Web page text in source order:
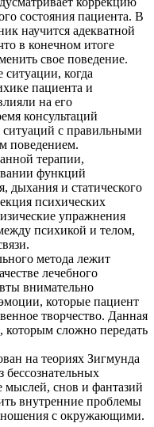
состояния пациента. В
научится адекватной
в конечном итоге
свое поведение.
ситуации, когда
пациента и
на его
консультаций
ситуаций с правильными
поведением.
терапии,
функций
дыхания и статического
психических
упражнения
психикой и телом,
метода лежит
лечебного
внимательно
которые пациент
творчество. Данная
которым сложно передать
на теориях Зигмунда
мыслей, снов и фантазий
внутренние проблемы
с окружающими.